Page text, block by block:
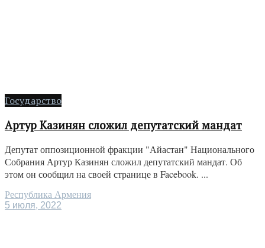
Государство
Артур Казинян сложил депутатский мандат
Депутат оппозиционной фракции "Айастан" Национального
Собрания Артур Казинян сложил депутатский мандат. Об
этом он сообщил на своей странице в Facebook. ...
Республика Армения
5 июля, 2022